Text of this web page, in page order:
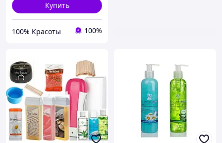
Купить
100% Красоты 100%